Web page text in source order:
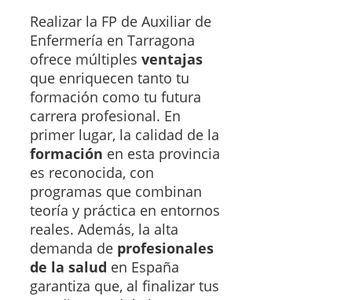
Realizar la FP de Auxiliar de
Enfermería en Tarragona
ofrece múltiples ventajas
que enriquecen tanto tu
formación como tu futura
carrera profesional. En
primer lugar, la calidad de la
formación en esta provincia
es reconocida, con
programas que combinan
teoría y práctica en entornos
reales. Además, la alta
demanda de profesionales
de la salud en España
garantiza que, al finalizar tus